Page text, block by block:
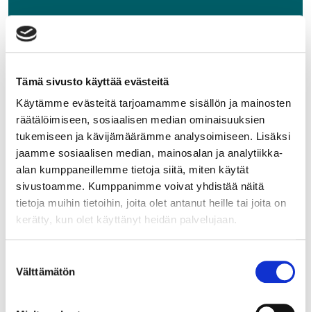
Tämä sivusto käyttää evästeitä
Käytämme evästeitä tarjoamamme sisällön ja mainosten
räätälöimiseen, sosiaalisen median ominaisuuksien
tukemiseen ja kävijämäärämme analysoimiseen. Lisäksi
jaamme sosiaalisen median, mainosalan ja analytiikka-
alan kumppaneillemme tietoja siitä, miten käytät
sivustoamme. Kumppanimme voivat yhdistää näitä
tietoja muihin tietoihin, joita olet antanut heille tai joita on
kerätty, kun olet käyttänyt heidän palvelujaan.
valinta
Välttämätön